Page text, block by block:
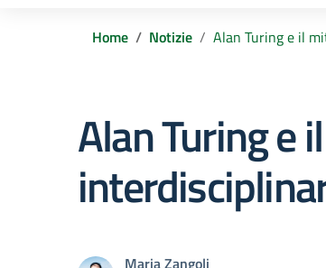
Home Notizie Alan Turing e il
Alan Turing e
Maria Zangoli